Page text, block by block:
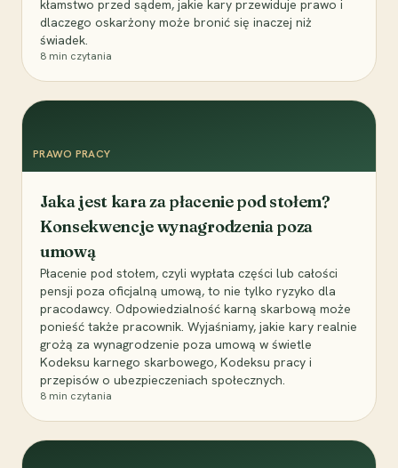
kłamstwo przed sądem, jakie kary przewiduje prawo i
dlaczego oskarżony może bronić się inaczej niż
świadek.
8 min czytania
PRAWO PRACY
Jaka jest kara za płacenie pod stołem?
Konsekwencje wynagrodzenia poza
umową
Płacenie pod stołem, czyli wypłata części lub całości
pensji poza oficjalną umową, to nie tylko ryzyko dla
pracodawcy. Odpowiedzialność karną skarbową może
ponieść także pracownik. Wyjaśniamy, jakie kary realnie
grożą za wynagrodzenie poza umową w świetle
Kodeksu karnego skarbowego, Kodeksu pracy i
przepisów o ubezpieczeniach społecznych.
8 min czytania